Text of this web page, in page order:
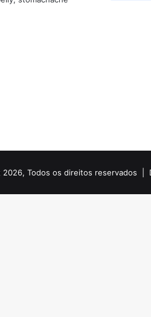
Todos os direitos reservados |